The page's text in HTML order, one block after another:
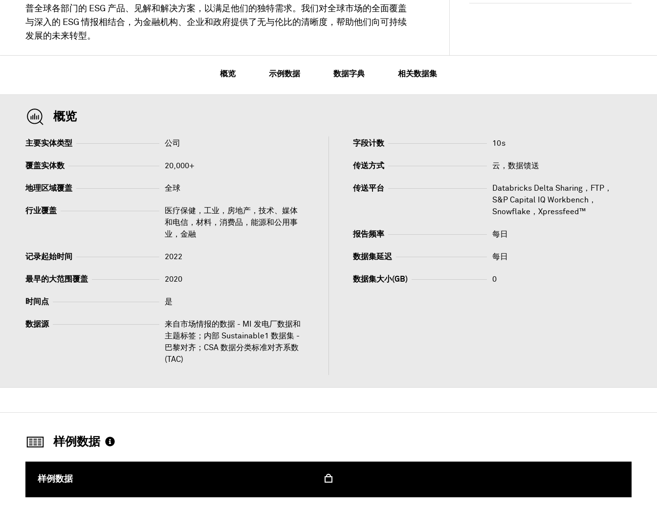
普全球各部门的 ESG 产品、见解和解决方案，以满足他们的独特需求。我们对全球市场的全面覆盖
与深入的 ESG 情报相结合，为金融机构、企业和政府提供了无与伦比的清晰度，帮助他们向可持续
发展的未来转型。
概览 示例数据 数据字典 相关数据集
概览
主要实体类型 公司
覆盖实体数 20,000+
地理区域覆盖 全球
行业覆盖
医疗保健，工业，房地产，技术、媒体
和电信，材料，消费品，能源和公用事
业，金融
记录起始时间 2022
最早的大范围覆盖 2020
时间点 是
数据源
来自市场情报的数据 - MI 发电厂数据和
主题标签；内部 Sustainable1 数据集 -
巴黎对齐；CSA 数据分类标准对齐系数
(TAC)
字段计数 10s
传送方式 云，数据馈送
传送平台 Databricks Delta Sharing， FTP，
S&P Capital IQ Workbench ，
Snowflake ， Xpressfeed™
报告频率 每日
数据集延迟 每日
数据集大小(GB) 0
样例数据
样例数据